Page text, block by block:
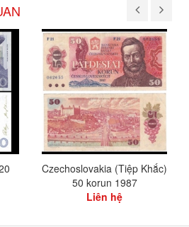
Czechoslovakia (Tiệp Khắc)
50 korun 1987
Liên hệ